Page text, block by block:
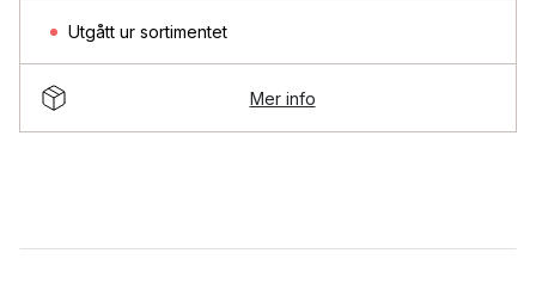
Utgått ur sortimentet
Mer info